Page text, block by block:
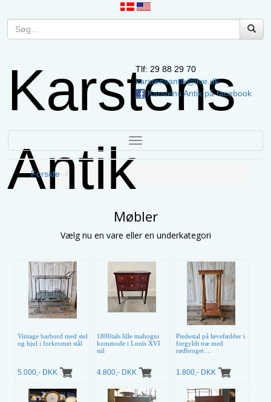
Karstens
Antik
Tlf: 29 88 29 70
karstensantik@live.dk
Karstens Antik på facebook
TOGGLE
NAVIGATION
Forside
Møbler
Vælg nu en vare eller en underkategori
Vintage barbord med stel
og hjul i forkromet stål
5.000,- DKK
1800tals lille mahogni
kommode i Louis XVI
stil
4.800,- DKK
Piedestal på løvefødder i
forgyldt træ med
rødbroget ...
1.800,- DKK